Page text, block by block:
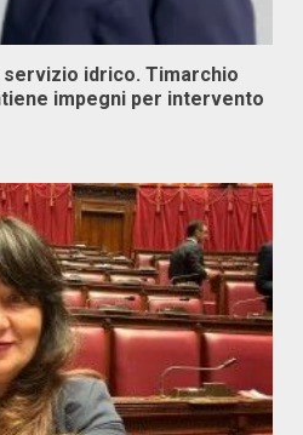
servizio idrico. Timarchio
impegni per intervento